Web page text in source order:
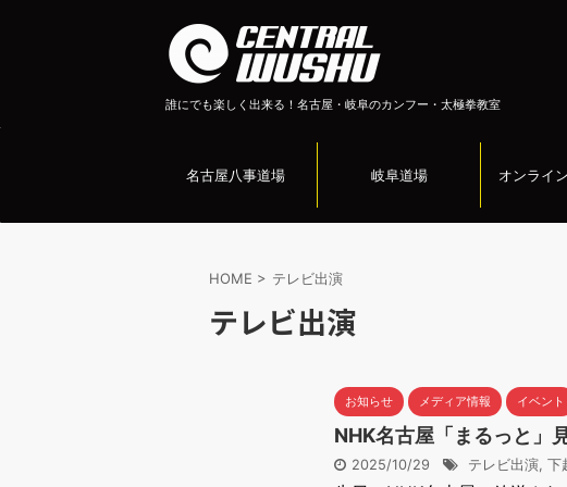
誰にでも楽しく出来る！名古屋・岐阜のカンフー・太極拳教室
名古屋八事道場 岐阜道場 オンライ
HOME > テレビ出演
テレビ出演
お知らせ メディア情報 イベント
NHK名古屋「まるっと」
2025/10/29 テレビ出演, 下